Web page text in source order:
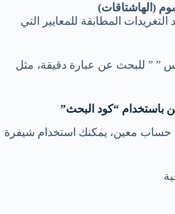
(الهاشتاقات)
المطابقة للمعايير التي
” ” للبحث عن عبارة دقيقة، مثل
باستخدام “كود البحث”
حساب معين، يمكنك استخدام شيفرة